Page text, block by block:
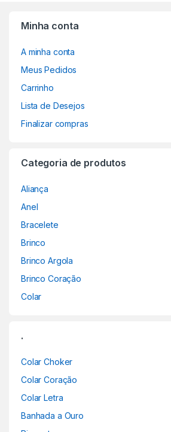
Minha conta
A minha conta
Meus Pedidos
Carrinho
Lista de Desejos
Finalizar compras
Categoria de produtos
Aliança
Anel
Bracelete
Brinco
Brinco Argola
Brinco Coração
Colar
.
Colar Choker
Colar Coração
Colar Letra
Banhada a Ouro